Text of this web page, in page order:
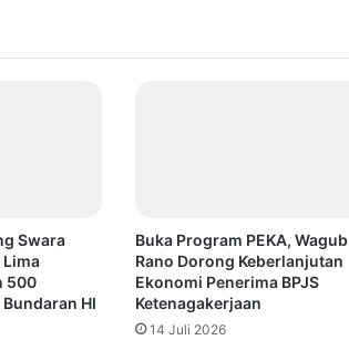
Swara
500
HI
Buka Program PEKA, Wagub
Rano Dorong Keberlanjutan
Ekonomi Penerima BPJS
Ketenagakerjaan
14 Juli 2026